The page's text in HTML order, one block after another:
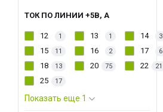
ТОК ПО ЛИНИИ +5В, А
12 1 13 1 14 3
15 11 16 2 17 6
18 13 20 75 22 21
25 17
Показать еще 1